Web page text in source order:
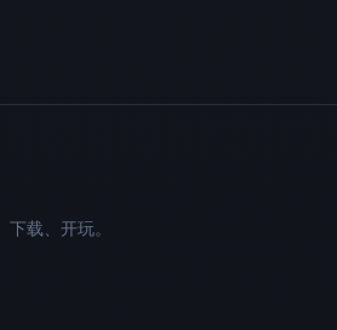
载、开玩。